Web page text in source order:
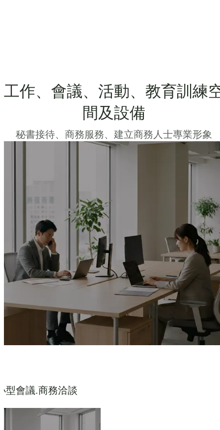
工作、會議、活動、教育訓練
間及設備
秘書接待、商務服務、建立商務人士專業形象
型會議.商務洽談